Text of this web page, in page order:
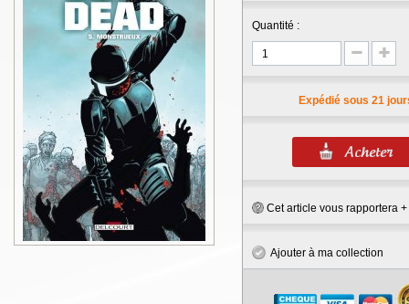
Quantité :
Expédié sous 21
Cet article vous rapportera +
Ajouter à ma collection